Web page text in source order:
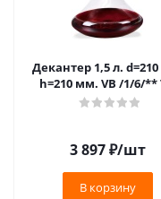
Декантер 1,5 л.
h=210 мм. VB /1/6/**
3 897₽/шт
В корзину